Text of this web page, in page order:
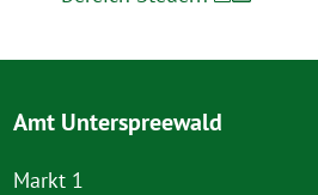
Amt Unterspreewald
Markt 1